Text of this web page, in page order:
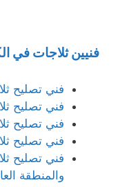
فنيين ثلاجات في
فني تصليح
فني تصليح
فني تصليح
فني تصليح
فني تصليح
والمنطقة